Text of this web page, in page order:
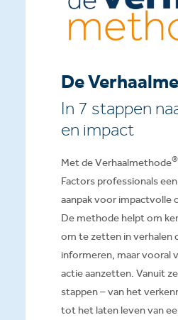
De
In 7 stappen
en impact
Met de Verhaalmethode®
Factors professionals
aanpak voor impactvolle
De methode helpt om
om te zetten in verhalen
informeren, maar vooral
actie aanzetten. Vanuit
stappen – van het
tot het laten leven van